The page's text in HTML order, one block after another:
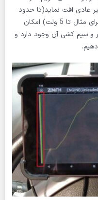
عادی افت نماید(تا حدود
صفر) و یا افزایش شدید داشته باشد(برای مثال تا 5 ولت) امکان
و سیم کشی آن وجود دارد و